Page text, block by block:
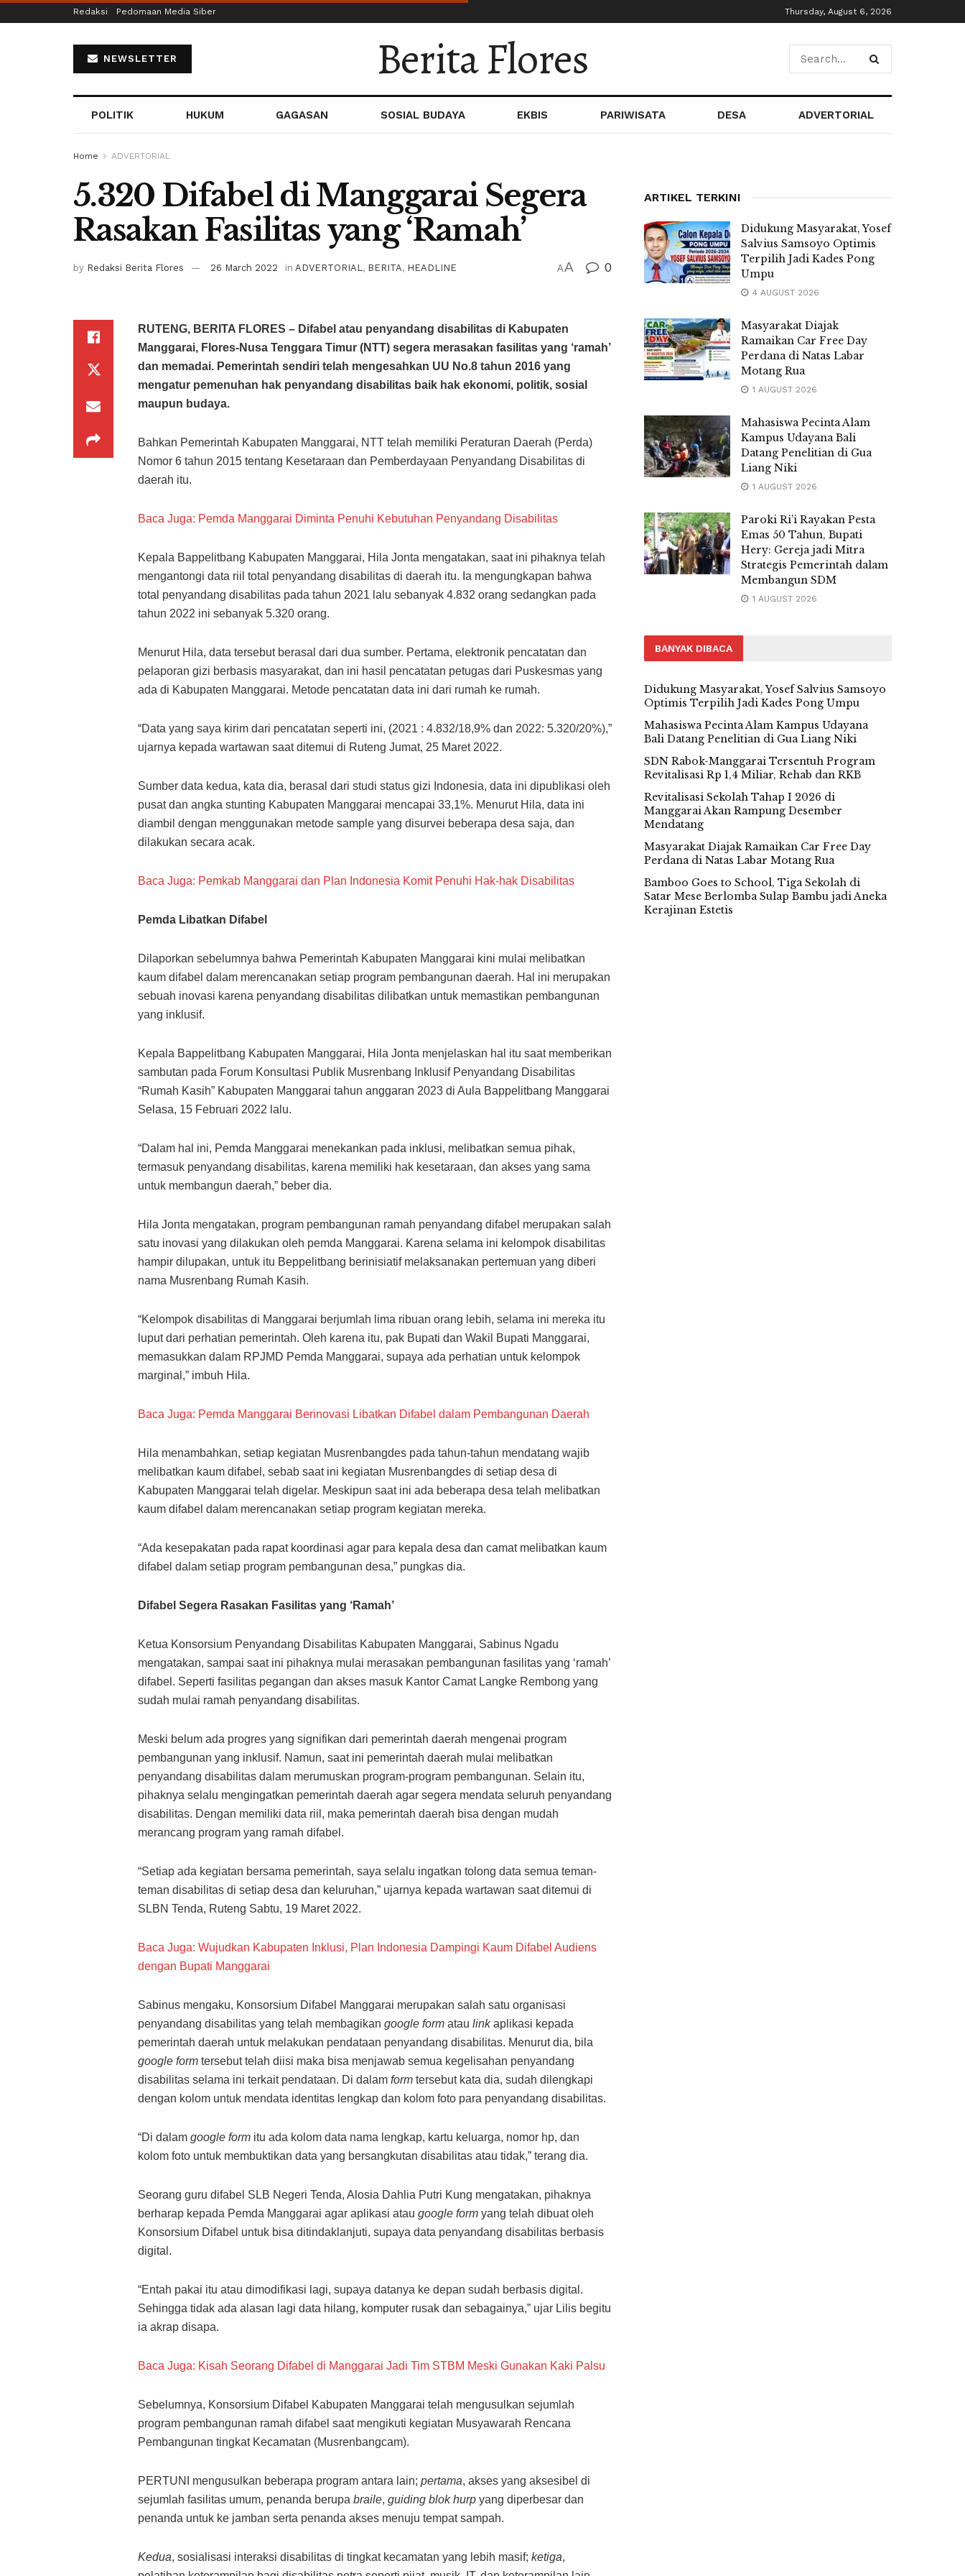
Redaksi Pedomaan Media Siber Thursday, August 6, 2026
NEWSLETTER Berita Flores
POLITIK HUKUM GAGASAN SOSIAL BUDAYA EKBIS PARIWISATA DESA ADVERTORIAL
Home ADVERTORIAL
5.320 Difabel di Manggarai Segera
Rasakan Fasilitas yang ‘Ramah’
by Redaksi Berita Flores 26 March 2022 in ADVERTORIAL , BERITA, HEADLINE AA 0
RUTENG, BERITA FLORES – Difabel atau penyandang disabilitas di Kabupaten
Manggarai, Flores-Nusa Tenggara Timur (NTT) segera merasakan fasilitas yang ‘ramah’
dan memadai. Pemerintah sendiri telah mengesahkan UU No.8 tahun 2016 yang
mengatur pemenuhan hak penyandang disabilitas baik hak ekonomi, politik, sosial
maupun budaya.
Bahkan Pemerintah Kabupaten Manggarai, NTT telah memiliki Peraturan Daerah (Perda)
Nomor 6 tahun 2015 tentang Kesetaraan dan Pemberdayaan Penyandang Disabilitas di
daerah itu.
Baca Juga: Pemda Manggarai Diminta Penuhi Kebutuhan Penyandang Disabilitas
Kepala Bappelitbang Kabupaten Manggarai, Hila Jonta mengatakan, saat ini pihaknya telah
mengantongi data riil total penyandang disabilitas di daerah itu. Ia mengungkapan bahwa
total penyandang disabilitas pada tahun 2021 lalu sebanyak 4.832 orang sedangkan pada
tahun 2022 ini sebanyak 5.320 orang.
Menurut Hila, data tersebut berasal dari dua sumber. Pertama, elektronik pencatatan dan
pelaporan gizi berbasis masyarakat, dan ini hasil pencatatan petugas dari Puskesmas yang
ada di Kabupaten Manggarai. Metode pencatatan data ini dari rumah ke rumah.
“Data yang saya kirim dari pencatatan seperti ini, (2021 : 4.832/18,9% dan 2022: 5.320/20%),”
ujarnya kepada wartawan saat ditemui di Ruteng Jumat, 25 Maret 2022.
Sumber data kedua, kata dia, berasal dari studi status gizi Indonesia, data ini dipublikasi oleh
pusat dan angka stunting Kabupaten Manggarai mencapai 33,1%. Menurut Hila, data ini
diambil dengan menggunakan metode sample yang disurvei beberapa desa saja, dan
dilakukan secara acak.
Baca Juga: Pemkab Manggarai dan Plan Indonesia Komit Penuhi Hak-hak Disabilitas
Pemda Libatkan Difabel
Dilaporkan sebelumnya bahwa Pemerintah Kabupaten Manggarai kini mulai melibatkan
kaum difabel dalam merencanakan setiap program pembangunan daerah. Hal ini merupakan
sebuah inovasi karena penyandang disabilitas dilibatkan untuk memastikan pembangunan
yang inklusif.
Kepala Bappelitbang Kabupaten Manggarai, Hila Jonta menjelaskan hal itu saat memberikan
sambutan pada Forum Konsultasi Publik Musrenbang Inklusif Penyandang Disabilitas
“Rumah Kasih” Kabupaten Manggarai tahun anggaran 2023 di Aula Bappelitbang Manggarai
Selasa, 15 Februari 2022 lalu.
“Dalam hal ini, Pemda Manggarai menekankan pada inklusi, melibatkan semua pihak,
termasuk penyandang disabilitas, karena memiliki hak kesetaraan, dan akses yang sama
untuk membangun daerah,” beber dia.
Hila Jonta mengatakan, program pembangunan ramah penyandang difabel merupakan salah
satu inovasi yang dilakukan oleh pemda Manggarai. Karena selama ini kelompok disabilitas
hampir dilupakan, untuk itu Beppelitbang berinisiatif melaksanakan pertemuan yang diberi
nama Musrenbang Rumah Kasih.
“Kelompok disabilitas di Manggarai berjumlah lima ribuan orang lebih, selama ini mereka itu
luput dari perhatian pemerintah. Oleh karena itu, pak Bupati dan Wakil Bupati Manggarai,
memasukkan dalam RPJMD Pemda Manggarai, supaya ada perhatian untuk kelompok
marginal,” imbuh Hila.
Baca Juga: Pemda Manggarai Berinovasi Libatkan Difabel dalam Pembangunan Daerah
Hila menambahkan, setiap kegiatan Musrenbangdes pada tahun-tahun mendatang wajib
melibatkan kaum difabel, sebab saat ini kegiatan Musrenbangdes di setiap desa di
Kabupaten Manggarai telah digelar. Meskipun saat ini ada beberapa desa telah melibatkan
kaum difabel dalam merencanakan setiap program kegiatan mereka.
“Ada kesepakatan pada rapat koordinasi agar para kepala desa dan camat melibatkan kaum
difabel dalam setiap program pembangunan desa,” pungkas dia.
Difabel Segera Rasakan Fasilitas yang ‘Ramah’
Ketua Konsorsium Penyandang Disabilitas Kabupaten Manggarai, Sabinus Ngadu
mengatakan, sampai saat ini pihaknya mulai merasakan pembangunan fasilitas yang ‘ramah’
difabel. Seperti fasilitas pegangan dan akses masuk Kantor Camat Langke Rembong yang
sudah mulai ramah penyandang disabilitas.
Meski belum ada progres yang signifikan dari pemerintah daerah mengenai program
pembangunan yang inklusif. Namun, saat ini pemerintah daerah mulai melibatkan
penyandang disabilitas dalam merumuskan program-program pembangunan. Selain itu,
pihaknya selalu mengingatkan pemerintah daerah agar segera mendata seluruh penyandang
disabilitas. Dengan memiliki data riil, maka pemerintah daerah bisa dengan mudah
merancang program yang ramah difabel.
“Setiap ada kegiatan bersama pemerintah, saya selalu ingatkan tolong data semua teman-
teman disabilitas di setiap desa dan keluruhan,” ujarnya kepada wartawan saat ditemui di
SLBN Tenda, Ruteng Sabtu, 19 Maret 2022.
Baca Juga: Wujudkan Kabupaten Inklusi, Plan Indonesia Dampingi Kaum Difabel Audiens
dengan Bupati Manggarai
Sabinus mengaku, Konsorsium Difabel Manggarai merupakan salah satu organisasi
penyandang disabilitas yang telah membagikan google form atau linkaplikasi kepada
pemerintah daerah untuk melakukan pendataan penyandang disabilitas. Menurut dia, bila
google form tersebut telah diisi maka bisa menjawab semua kegelisahan penyandang
disabilitas selama ini terkait pendataan. Di dalam form tersebut kata dia, sudah dilengkapi
dengan kolom untuk mendata identitas lengkap dan kolom foto para penyandang disabilitas.
“Di dalam google form itu ada kolom data nama lengkap, kartu keluarga, nomor hp, dan
kolom foto untuk membuktikan data yang bersangkutan disabilitas atau tidak,” terang dia.
Seorang guru difabel SLB Negeri Tenda, Alosia Dahlia Putri Kung mengatakan, pihaknya
berharap kepada Pemda Manggarai agar aplikasi atau google form yang telah dibuat oleh
Konsorsium Difabel untuk bisa ditindaklanjuti, supaya data penyandang disabilitas berbasis
digital.
“Entah pakai itu atau dimodifikasi lagi, supaya datanya ke depan sudah berbasis digital.
Sehingga tidak ada alasan lagi data hilang, komputer rusak dan sebagainya,” ujar Lilis begitu
ia akrap disapa.
Baca Juga: Kisah Seorang Difabel di Manggarai Jadi Tim STBM Meski Gunakan Kaki Palsu
Sebelumnya, Konsorsium Difabel Kabupaten Manggarai telah mengusulkan sejumlah
program pembangunan ramah difabel saat mengikuti kegiatan Musyawarah Rencana
Pembangunan tingkat Kecamatan (Musrenbangcam).
PERTUNI mengusulkan beberapa program antara lain; pertama, akses yang aksesibel di
sejumlah fasilitas umum, penanda berupa braile, guiding blok hurp yang diperbesar dan
penanda untuk ke jamban serta penanda akses menuju tempat sampah.
Kedua, sosialisasi interaksi disabilitas di tingkat kecamatan yang lebih masif; ketiga,
ARTIKEL TERKINI
Didukung Masyarakat, Yosef
Salvius Samsoyo Optimis
Terpilih Jadi Kades Pong
Umpu
4 AUGUST 2026
Masyarakat Diajak
Ramaikan Car Free Day
Perdana di Natas Labar
Motang Rua
1 AUGUST 2026
Mahasiswa Pecinta Alam
Kampus Udayana Bali
Datang Penelitian di Gua
Liang Niki
1 AUGUST 2026
Paroki Ri’i Rayakan Pesta
Emas 50 Tahun, Bupati
Hery: Gereja jadi Mitra
Strategis Pemerintah dalam
Membangun SDM
1 AUGUST 2026
BANYAK DIBACA
Didukung Masyarakat, Yosef Salvius Samsoyo
Optimis Terpilih Jadi Kades Pong Umpu
Mahasiswa Pecinta Alam Kampus Udayana
Bali Datang Penelitian di Gua Liang Niki
SDN Rabok-Manggarai Tersentuh Program
Revitalisasi Rp 1,4 Miliar, Rehab dan RKB
Revitalisasi Sekolah Tahap I 2026 di
Manggarai Akan Rampung Desember
Mendatang
Masyarakat Diajak Ramaikan Car Free Day
Perdana di Natas Labar Motang Rua
Bamboo Goes to School, Tiga Sekolah di
Satar Mese Berlomba Sulap Bambu jadi Aneka
Kerajinan Estetis